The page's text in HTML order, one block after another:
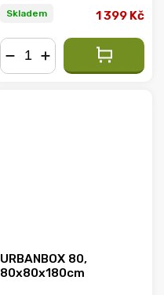
Skladem 1 399 Kč
URBANBOX 80,
80x80x180cm